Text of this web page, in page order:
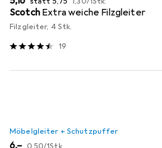
Scotch Extra weiche Filzgleiter
Filzgleiter, 4 Stk.
19
Möbelgleiter + Schutzpuffer
EUR
6,– EUR
0,50/1Stk.